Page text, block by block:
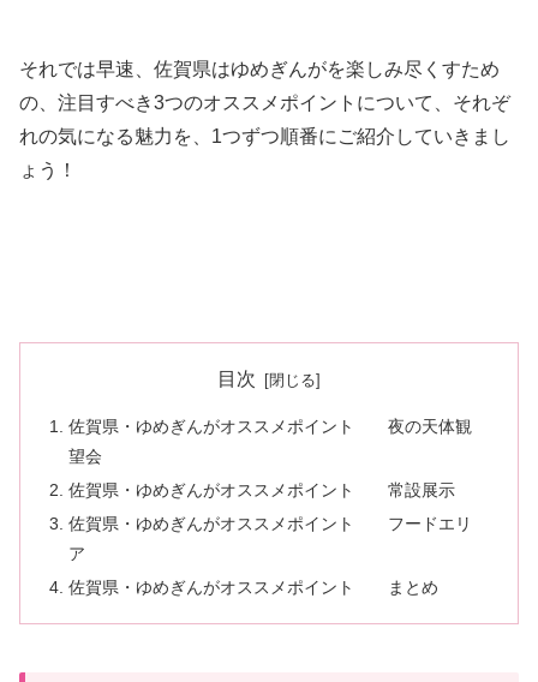
それでは早速、佐賀県はゆめぎんがを楽しみ尽くすため
の、注目すべき3つのオススメポイントについて、それぞ
れの気になる魅力を、1つずつ順番にご紹介していきまし
ょう！
目次
佐賀県・ゆめぎんがオススメポイント 夜の天体観
望会
佐賀県・ゆめぎんがオススメポイント 常設展示
佐賀県・ゆめぎんがオススメポイント フードエリ
ア
佐賀県・ゆめぎんがオススメポイント まとめ